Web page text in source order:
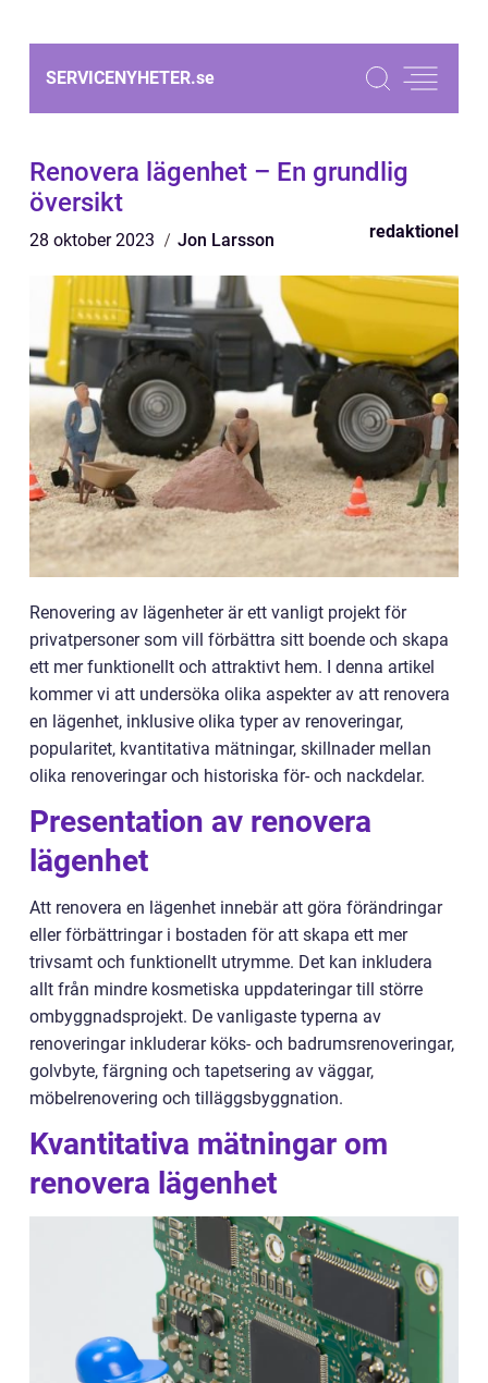
SERVICENYHETER.se
Renovera lägenhet – En grundlig
översikt
28 oktober 2023 Jon Larsson redaktionel
Renovering av lägenheter är ett vanligt projekt för
privatpersoner som vill förbättra sitt boende och skapa
ett mer funktionellt och attraktivt hem. I denna artikel
kommer vi att undersöka olika aspekter av att renovera
en lägenhet, inklusive olika typer av renoveringar,
popularitet, kvantitativa mätningar, skillnader mellan
olika renoveringar och historiska för- och nackdelar.
Presentation av renovera
lägenhet
Att renovera en lägenhet innebär att göra förändringar
eller förbättringar i bostaden för att skapa ett mer
trivsamt och funktionellt utrymme. Det kan inkludera
allt från mindre kosmetiska uppdateringar till större
ombyggnadsprojekt. De vanligaste typerna av
renoveringar inkluderar köks- och badrumsrenoveringar,
golvbyte, färgning och tapetsering av väggar,
möbelrenovering och tilläggsbyggnation.
Kvantitativa mätningar om
renovera lägenhet